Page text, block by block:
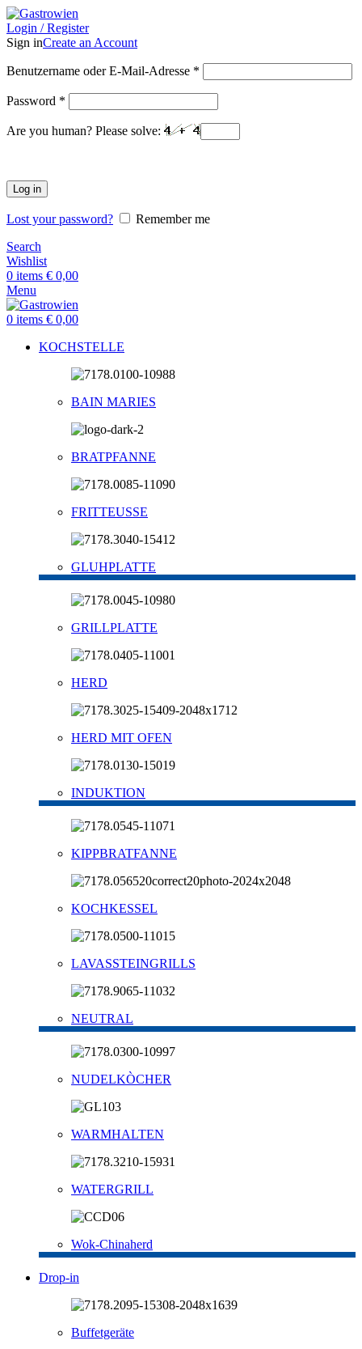
Login / Register
Sign inCreate an Account
Benutzername oder E-Mail-Adresse *
Password *
Are you human? Please solve:
Log in
Lost your password?
Remember me
Search
Wishlist
0 items € 0,00
Menu
0 items € 0,00
KOCHSTELLE
BAIN MARIES
BRATPFANNE
FRITTEUSSE
GLUHPLATTE
GRILLPLATTE
HERD
HERD MIT OFEN
INDUKTION
KIPPBRATFANNE
KOCHKESSEL
LAVASSTEINGRILLS
NEUTRAL
NUDELKÒCHER
WARMHALTEN
WATERGRILL
Wok-Chinaherd
Drop-in
Buffetgeräte